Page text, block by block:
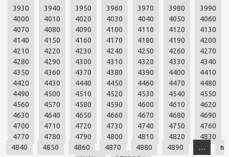
3930
3940 3950 3960 3970 3980
3990
4000
4010 4020 4030 4040 4050
4060
4070
4080 4090 4100 4110 4120
4130
4140
4150 4160 4170 4180 4190
4200
4210
4220 4230 4240 4250 4260
4270
4280
4290 4300 4310 4320 4330
4340
4350
4360 4370 4380 4390 4400
4410
4420
4430 4440 4450 4460 4470
4480
4490
4500 4510 4520 4530 4540
4550
4560
4570 4580 4590 4600 4610
4620
4630
4640 4650 4660 4670 4680
4690
4700
4710 4720 4730 4740 4750
4760
4770
4780 4790 4800 4810 4820
4830
4840
4850 4860 4870 4880 4890 …
в